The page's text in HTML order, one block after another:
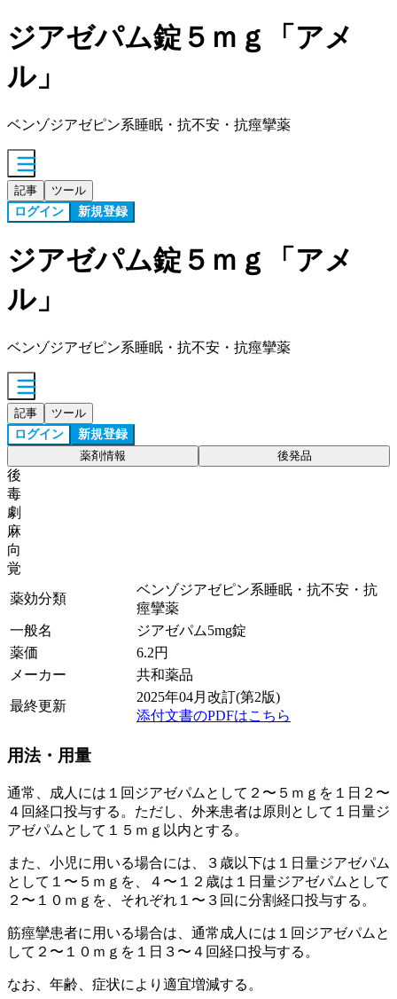
ジアゼパム錠５ｍｇ「アメ
ル」
ベンゾジアゼピン系睡眠・抗不安・抗痙攣薬
記事 ツール
ログイン 新規登録
ジアゼパム錠５ｍｇ「アメ
ル」
ベンゾジアゼピン系睡眠・抗不安・抗痙攣薬
記事 ツール
ログイン 新規登録
薬剤情報 後発品
後
毒
劇
麻
向
覚
薬効分類
ベンゾジアゼピン系睡眠・抗不安・抗
痙攣薬
一般名
ジアゼパム5mg錠
薬価
6.2円
メーカー
共和薬品
最終更新
2025年04月改訂(第2版)
添付文書のPDFはこちら
用法・用量
通常、成人には１回ジアゼパムとして２〜５ｍｇを１日２〜
４回経口投与する。ただし、外来患者は原則として１日量ジ
アゼパムとして１５ｍｇ以内とする。
また、小児に用いる場合には、３歳以下は１日量ジアゼパム
として１〜５ｍｇを、４〜１２歳は１日量ジアゼパムとして
２〜１０ｍｇを、それぞれ１〜３回に分割経口投与する。
筋痙攣患者に用いる場合は、通常成人には１回ジアゼパムと
して２〜１０ｍｇを１日３〜４回経口投与する。
なお、年齢、症状により適宜増減する。